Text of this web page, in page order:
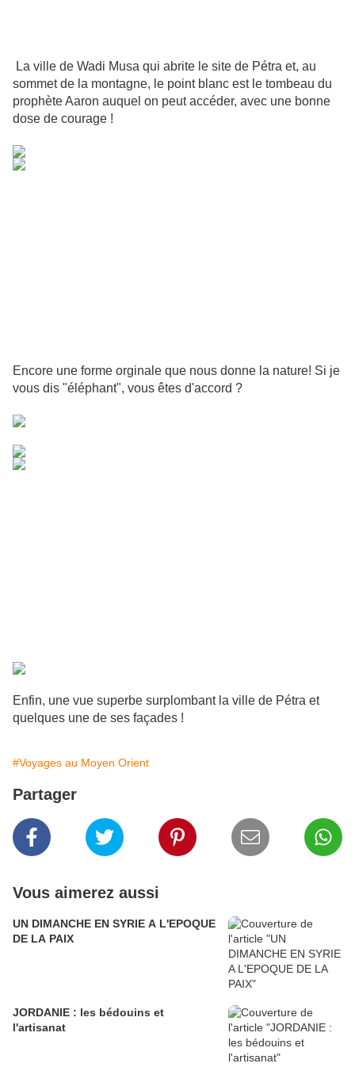
La ville de Wadi Musa qui abrite le site de Pétra et, au
sommet de la montagne, le point blanc est le tombeau du
prophète Aaron auquel on peut accéder, avec une bonne
dose de courage !
Encore une forme orginale que nous donne la nature! Si je
vous dis "éléphant", vous êtes d'accord ?
Enfin, une vue superbe surplombant la ville de Pétra et
quelques une de ses façades !
#Voyages au Moyen Orient
Partager
Vous aimerez aussi
UN DIMANCHE EN SYRIE A L'EPOQUE
DE LA PAIX
JORDANIE : les bédouins et
l'artisanat